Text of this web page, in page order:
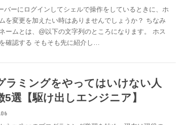
バーにログインしてシェルで操作をしているときに、ホ
を変更を加えたい時はありませんでしょうか？ ちなみ
ームとは、@以下の文字列のところになります。 ホス
確認する そもそも先に紹介し…
ラミングをやってはいけない人
5選【駆け出しエンジニア】